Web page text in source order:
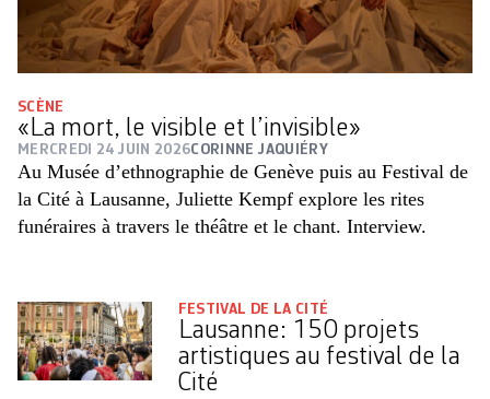
SCÈNE
«La mort, le visible et l’invisible»
MERCREDI 24 JUIN 2026CORINNE JAQUIÉRY
Au Musée d’ethnographie de Genève puis au Festival de
la Cité à Lausanne, Juliette Kempf explore les rites
funéraires à travers le théâtre et le chant. Interview.
FESTIVAL DE LA CITÉ
Lausanne: 150 projets
artistiques au festival de la
Cité